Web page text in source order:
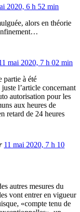
2020, 6 h 52 min
alors en théorie
mai 2020, 7 h 02 min
partie à été
l’article concernant
autorisation pour les
aux heures de
retard de 24 heures
11 mai 2020, 7 h 10
autres mesures du
vont entrer en vigueur
«compte tenu de